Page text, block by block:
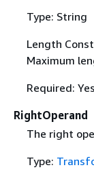
Type: String
Length
Maximum
Required: Yes
RightOperand
The right
Type: